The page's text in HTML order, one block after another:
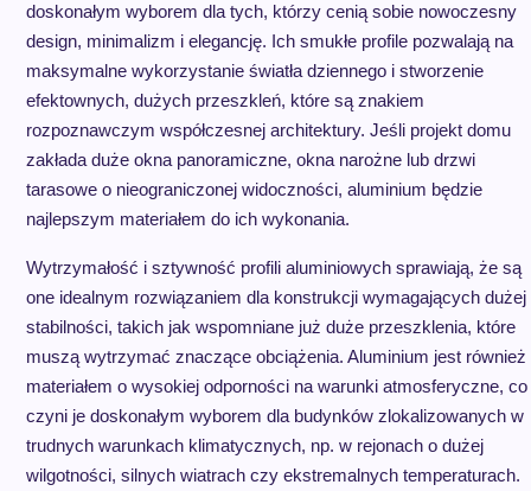
doskonałym wyborem dla tych, którzy cenią sobie nowoczesny
design, minimalizm i elegancję. Ich smukłe profile pozwalają na
maksymalne wykorzystanie światła dziennego i stworzenie
efektownych, dużych przeszkleń, które są znakiem
rozpoznawczym współczesnej architektury. Jeśli projekt domu
zakłada duże okna panoramiczne, okna narożne lub drzwi
tarasowe o nieograniczonej widoczności, aluminium będzie
najlepszym materiałem do ich wykonania.
Wytrzymałość i sztywność profili aluminiowych sprawiają, że są
one idealnym rozwiązaniem dla konstrukcji wymagających dużej
stabilności, takich jak wspomniane już duże przeszklenia, które
muszą wytrzymać znaczące obciążenia. Aluminium jest również
materiałem o wysokiej odporności na warunki atmosferyczne, co
czyni je doskonałym wyborem dla budynków zlokalizowanych w
trudnych warunkach klimatycznych, np. w rejonach o dużej
wilgotności, silnych wiatrach czy ekstremalnych temperaturach.